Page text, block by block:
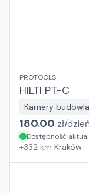
PROTOOLS
HILTI PT-C
Kamery
180.00 zł/
Dostępność
+332 km Kraków